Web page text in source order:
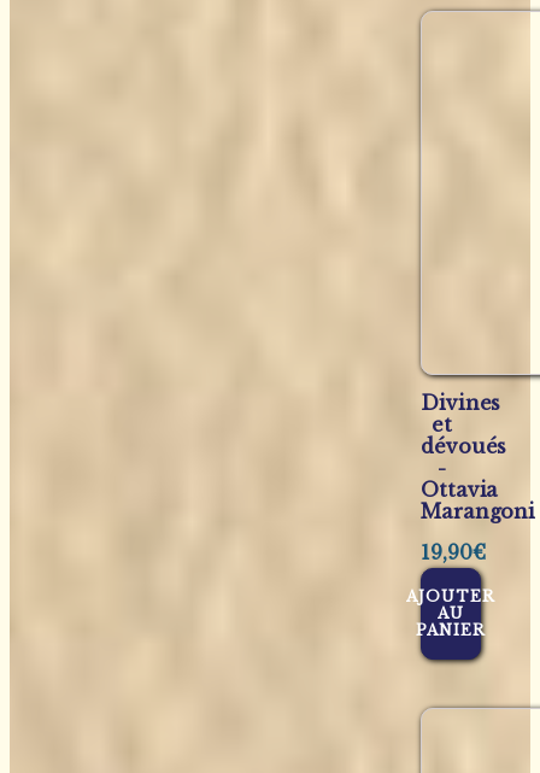
Divines
et
dévoués
-
Ottavia
Marangoni
19,90€
AJOUTER
AU
PANIER